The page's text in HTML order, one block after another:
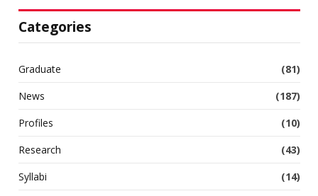
Categories
Graduate
(81)
News
(187)
Profiles
(10)
Research
(43)
Syllabi
(14)